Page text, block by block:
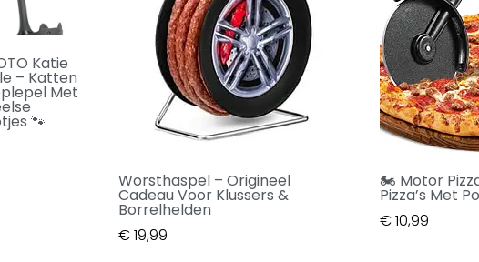
Katie
– Katten
Met
🐾
Worsthaspel – Origineel
Cadeau Voor Klussers &
Borrelhelden
€19,99
🏍️ Motor
Pizza’s Met
€10,99